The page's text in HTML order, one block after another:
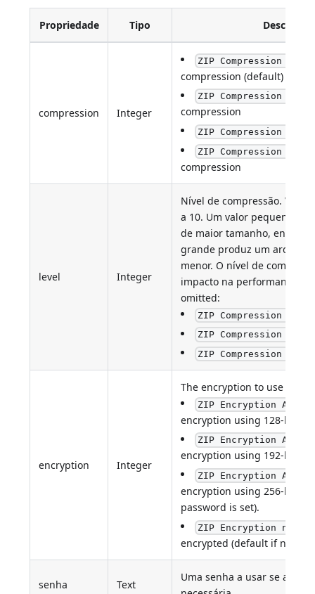
Propriedade Tipo Descrição
compression Integer
ZIP Compression
compression (default)
ZIP Compression LZMA
compression
ZIP Compression XZ
ZIP Compression none
compression
level Integer
Nível de compressão.
a 10. Um valor pequeno
de maior tamanho,
grande produz um arquivo
menor. O nível de
impacto na performance.
omitted:
ZIP Compression
ZIP Compression LZMA
ZIP Compression XZ
encryption Integer
The encryption to use if a
ZIP Encryption AES128
encryption using 128-bit
ZIP Encryption AES192
encryption using 192-bit
ZIP Encryption AES256
encryption using 256-bit
password is set).
ZIP Encryption none
encrypted (default if no
senha Text
Uma senha a usar se a